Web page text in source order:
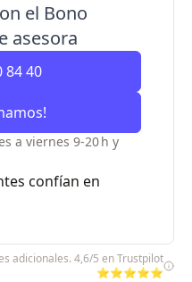
el Bono
asesora
84 40
a viernes 9-20 h y
confían en
adicionales. 4,6/5 en Trustpilot
⭐⭐⭐⭐⭐